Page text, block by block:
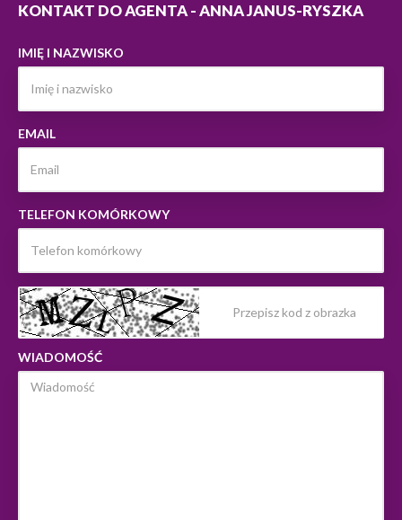
KONTAKT DO AGENTA - ANNA JANUS-RYSZKA
IMIĘ I NAZWISKO
EMAIL
TELEFON KOMÓRKOWY
WIADOMOŚĆ